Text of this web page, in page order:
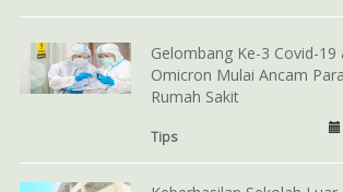
Gelombang Ke-3 Covid-19
Omicron Mulai Ancam
Rumah Sakit
Tips